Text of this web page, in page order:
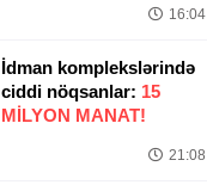
16:04
İdman komplekslərində
ciddi nöqsanlar: 15
MILYON MANAT!
21:08